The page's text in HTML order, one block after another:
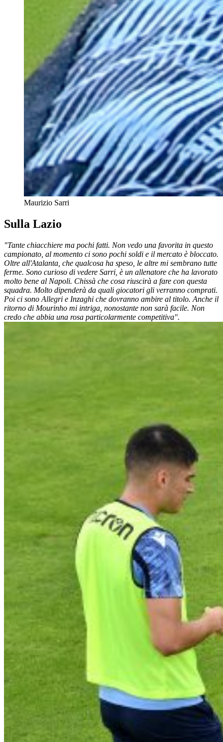
Maurizio Sarri
Sulla Lazio
"Tante chiacchiere ma pochi fatti. Non vedo una favorita in questo
campionato, al momento ci sono pochi soldi e il mercato è bloccato.
Oltre all'Atalanta, che qualcosa ha speso, le altre mi sembrano tutte
ferme. Sono curioso di vedere Sarri, è un allenatore che ha lavorato
molto bene al Napoli. Chissà che cosa riuscirà a fare con questa
squadra. Molto dipenderà da quali giocatori gli verranno comprati.
Poi ci sono Allegri e Inzaghi che dovranno ambire al titolo. Anche il
ritorno di Mourinho mi intriga, nonostante non sarà facile. Non
credo che abbia una rosa particolarmente competitiva".